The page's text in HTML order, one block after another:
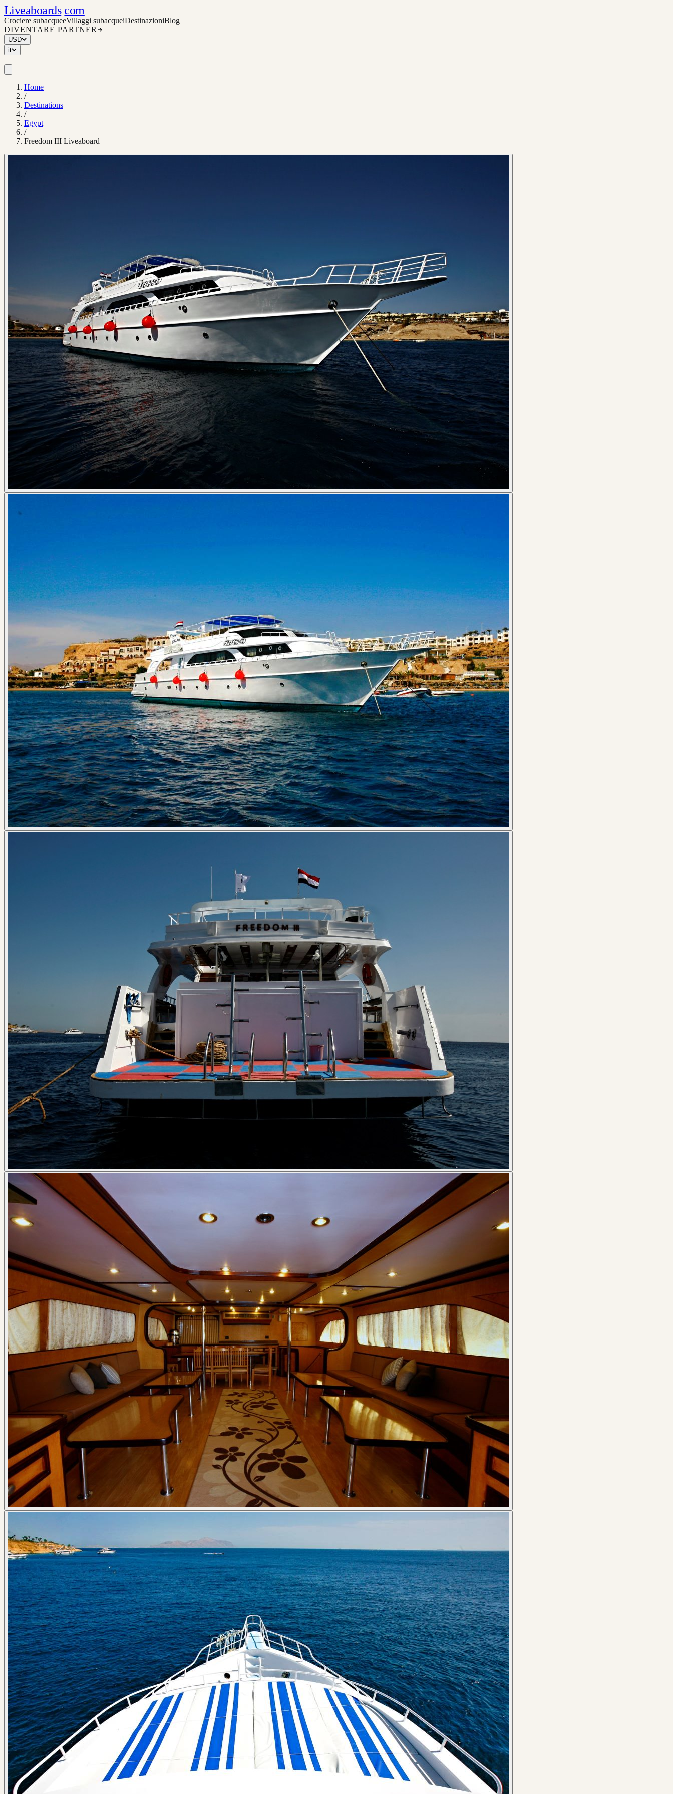
Liveaboards com
Crociere subacqueeVillaggi subacqueiDestinazioniBlog
DIVENTARE PARTNER
USD
it
Home
/
Destinations
/
Egypt
/
Freedom III Liveaboard